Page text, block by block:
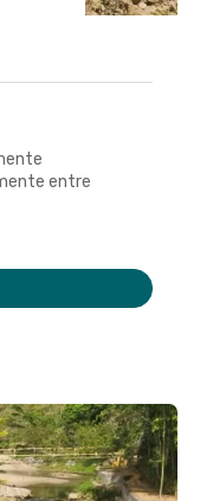
entre